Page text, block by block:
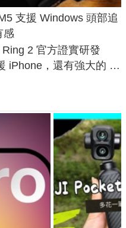
支援 Windows 頭部追
感
2 官方證實研發
iPhone，還有強大的 AI